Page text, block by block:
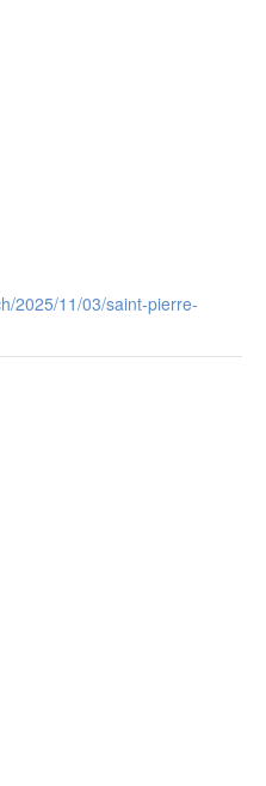
2025/11/03/saint-pierre-